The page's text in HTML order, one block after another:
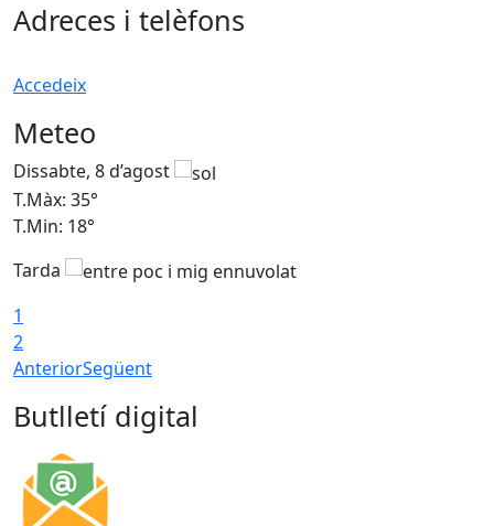
Adreces i telèfons
Accedeix
Meteo
Dissabte, 8 d’agost
T.Màx: 35°
T.Min: 18°
Tarda
1
2
AnteriorSegüent
Butlletí digital